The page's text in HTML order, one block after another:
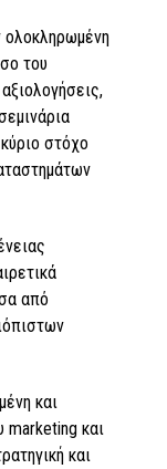
ολοκληρωμένη
του
στόχο
από
και
marketing και
και